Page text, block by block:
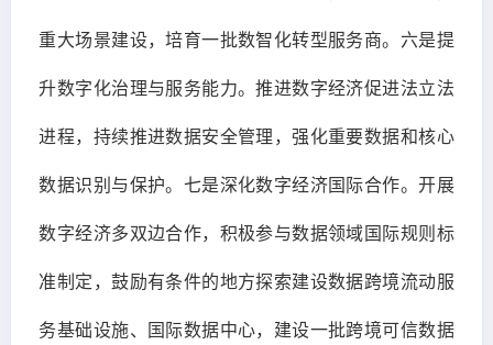
重大场景建设，培育一批数智化转型服务商。六是提
升数字化治理与服务能力。推进数字经济促进法立法
进程，持续推进数据安全管理，强化重要数据和核心
数据识别与保护。七是深化数字经济国际合作。开展
数字经济多双边合作，积极参与数据领域国际规则标
准制定，鼓励有条件的地方探索建设数据跨境流动服
务基础设施、国际数据中心，建设一批跨境可信数据